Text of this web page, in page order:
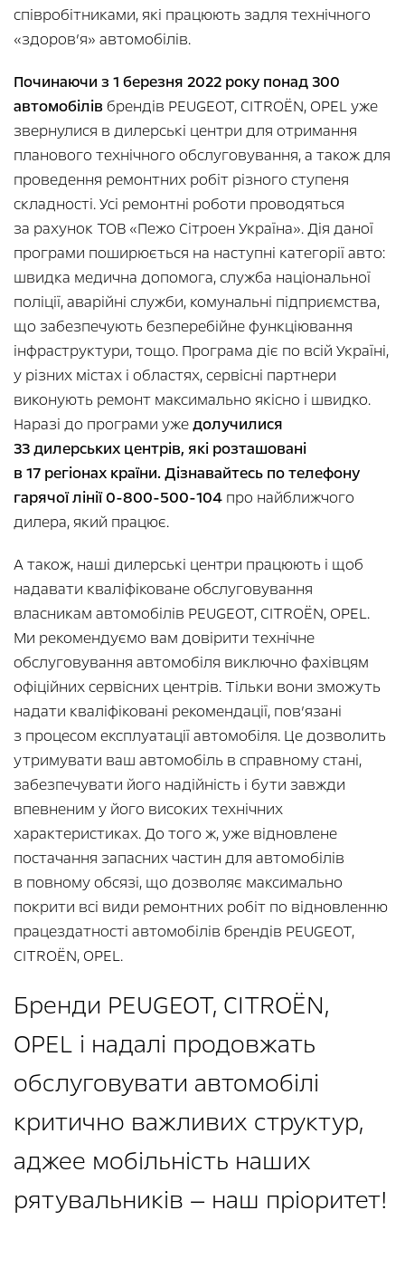
співробітниками, які працюють задля технічного
«здоров’я» автомобілів.
Починаючи з 1 березня 2022 року понад 300
автомобілів брендів PEUGEOT, CITROËN, OPEL уже
звернулися в дилерські центри для отримання
планового технічного обслуговування, а також для
проведення ремонтних робіт різного ступеня
складності. Усі ремонтні роботи проводяться
за рахунок ТОВ «Пежо Сітроен Україна». Дія даної
програми поширюється на наступні категорії авто:
швидка медична допомога, служба національної
поліції, аварійні служби, комунальні підприємства,
що забезпечують безперебійне функціювання
інфраструктури, тощо. Програма діє по всій Україні,
у різних містах і областях, сервісні партнери
виконують ремонт максимально якісно і швидко.
Наразі до програми ужедолучилися
33 дилерських центрів, які розташовані
в 17 регіонах країни. Дізнавайтесь по телефону
гарячої лінії 0-800-500-104 про найближчого
дилера, який працює.
А також, наші дилерські центри працюють і щоб
надавати кваліфіковане обслуговування
власникам автомобілів PEUGEOT, CITROËN, OPEL.
Ми рекомендуємо вам довірити технічне
обслуговування автомобіля виключно фахівцям
офіційних сервісних центрів. Тільки вони зможуть
надати кваліфіковані рекомендації, пов’язані
з процесом експлуатації автомобіля. Це дозволить
утримувати ваш автомобіль в справному стані,
забезпечувати його надійність і бути завжди
впевненим у його високих технічних
характеристиках. До того ж, уже відновлене
постачання запасних частин для автомобілів
в повному обсязі, що дозволяє максимально
покрити всі види ремонтних робіт по відновленню
працездатності автомобілів брендів PEUGEOT,
CITROËN, OPEL.
Бренди PEUGEOT, CITROËN,
OPEL і надалі продовжать
обслуговувати автомобілі
критично важливих структур,
аджее мобільність наших
рятувальників — наш пріоритет!